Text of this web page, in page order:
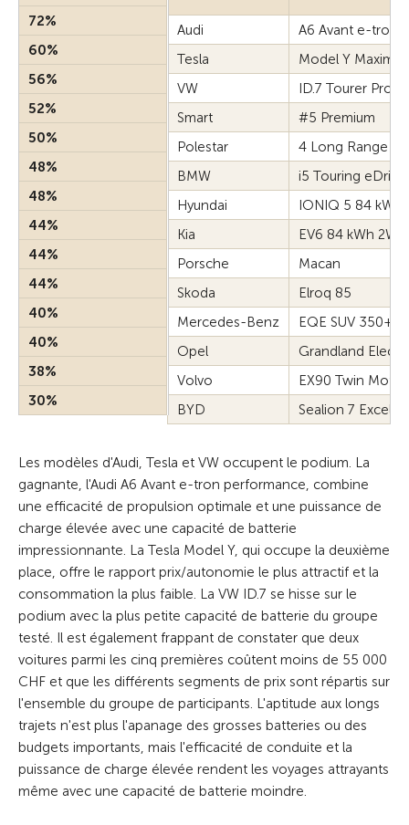
Audi
A6 Avant e-tron
Tesla
Model Y
VW
ID.7 Tourer Pro
Smart
#5 Premium
Polestar
4 Long Range
BMW
i5 Touring
Hyundai
IONIQ 5 84 kWh
Kia
EV6 84 kWh 2WD
Porsche
Macan
Skoda
Elroq 85
Mercedes-Benz
EQE SUV 350+
Opel
Grandland
Volvo
EX90 Twin Motor
BYD
Sealion 7
72%
60%
56%
52%
50%
48%
48%
44%
44%
44%
40%
40%
38%
30%
Les modèles d'Audi, Tesla et VW occupent le podium. La
gagnante, l'Audi A6 Avant e-tron performance, combine
une efficacité de propulsion optimale et une puissance de
charge élevée avec une capacité de batterie
impressionnante. La Tesla Model Y, qui occupe la deuxième
place, offre le rapport prix/autonomie le plus attractif et la
consommation la plus faible. La VW ID.7 se hisse sur le
podium avec la plus petite capacité de batterie du groupe
testé. Il est également frappant de constater que deux
voitures parmi les cinq premières coûtent moins de 55 000
CHF et que les différents segments de prix sont répartis sur
l'ensemble du groupe de participants. L'aptitude aux longs
trajets n'est plus l'apanage des grosses batteries ou des
budgets importants, mais l'efficacité de conduite et la
puissance de charge élevée rendent les voyages attrayants
même avec une capacité de batterie moindre.